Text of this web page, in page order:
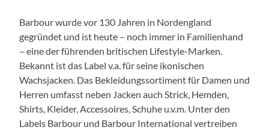
Barbour wurde vor 130 Jahren in Nordengland
gegründet und ist heute – noch immer in Familienhand
– eine der führenden britischen Lifestyle-Marken.
Bekannt ist das Label v.a. für seine ikonischen
Wachsjacken. Das Bekleidungssortiment für Damen und
Herren umfasst neben Jacken auch Strick, Hemden,
Shirts, Kleider, Accessoires, Schuhe u.v.m. Unter den
Labels Barbour und Barbour International vertreiben